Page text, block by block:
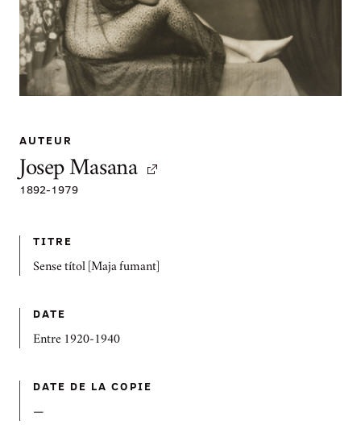
AUTEUR
Josep Masana
1892-1979
TITRE
Sense títol [Maja fumant]
DATE
Entre 1920-1940
DATE DE LA COPIE
—